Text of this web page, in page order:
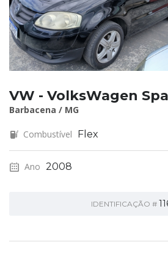
VW - VolksWagen
Barbacena / MG
Combustível Flex
Ano 2008
IDENTIFICAÇÃO #